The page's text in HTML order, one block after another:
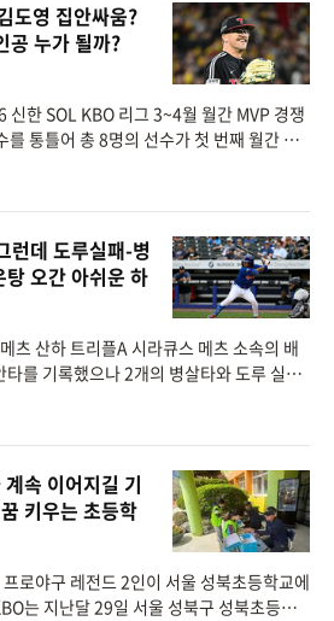
도영 집안싸움?
공 누가 될까?
한 SOL KBO 리그 3~4월 월간 MVP 경쟁
통틀어 총 8명의 선수가 첫 번째 월간 MV
런데 도루실패-병
오간 아쉬운 하
츠 산하 트리플A 시라큐스 메츠 소속의 배
를 기록했으나 2개의 병살타와 도루 실패
속 이어지길 기
키우는 초등학
로야구 레전드 2인이 서울 성북초등학교에
는 지난달 29일 서울 성북구 성북초등학